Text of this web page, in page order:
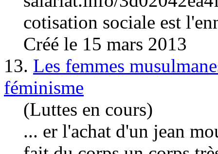
cotisation sociale est
Créé le 15 mars 2013
13. Les femmes
féminisme
(Luttes en cours)
... er l'achat d'un jean